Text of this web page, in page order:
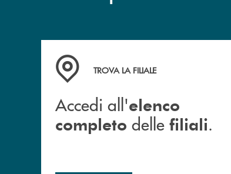
Accedi all' elenco completo delle filiali .
TROVA LA FILIALE
Accedi all'elenco
completo delle filiali.